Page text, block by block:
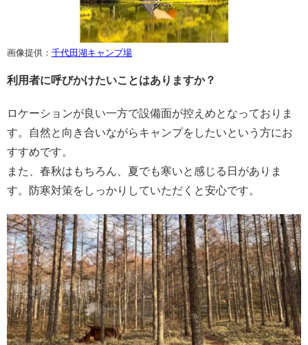
画像提供： 千代田湖キャンプ場
利用者に呼びかけたいことはありますか？
ロケーションが良い一方で設備面が控えめとなっておりま
す。自然と向き合いながらキャンプをしたいという方にお
すすめです。
また、春秋はもちろん、夏でも寒いと感じる日がありま
す。防寒対策をしっかりしていただくと安心です。